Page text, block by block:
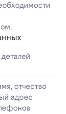
отчество
адрес